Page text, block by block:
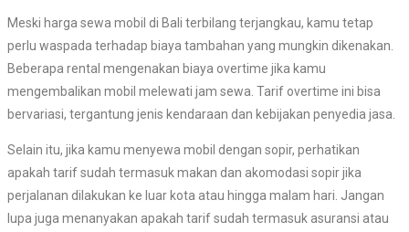
Meski harga sewa mobil di Bali terbilang terjangkau, kamu tetap
perlu waspada terhadap biaya tambahan yang mungkin dikenakan.
Beberapa rental mengenakan biaya overtime jika kamu
mengembalikan mobil melewati jam sewa. Tarif overtime ini bisa
bervariasi, tergantung jenis kendaraan dan kebijakan penyedia jasa.
Selain itu, jika kamu menyewa mobil dengan sopir, perhatikan
apakah tarif sudah termasuk makan dan akomodasi sopir jika
perjalanan dilakukan ke luar kota atau hingga malam hari. Jangan
lupa juga menanyakan apakah tarif sudah termasuk asuransi atau